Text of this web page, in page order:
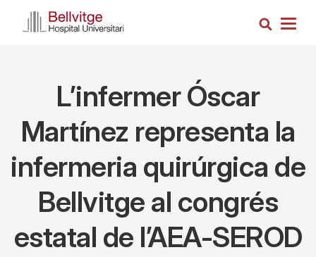
Cerca
L’infermer Óscar
Martínez representa la
infermeria quirúrgica de
Bellvitge al congrés
estatal de l’AEA-SEROD